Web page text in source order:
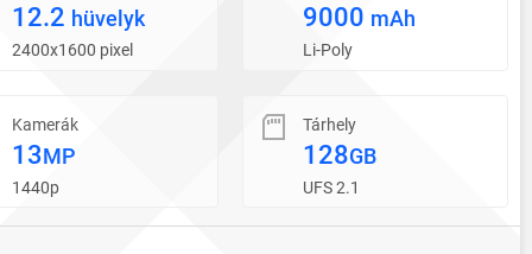
12.2 hüvelyk
2400x1600 pixel
9000 mAh
Li-Poly
Kamerák
13MP
1440p
Tárhely
128GB
UFS 2.1